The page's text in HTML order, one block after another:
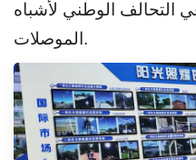
التحالف الوطني لأشباه
الموصلات.